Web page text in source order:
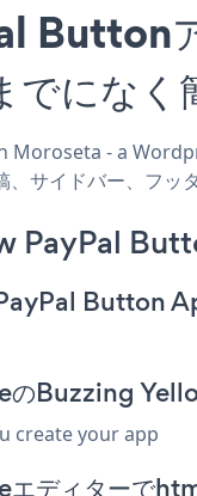
Button
になく
Moroseta - a
サイドバー、フッ
PayPal
Button
Buzzing
create your app
ィターで